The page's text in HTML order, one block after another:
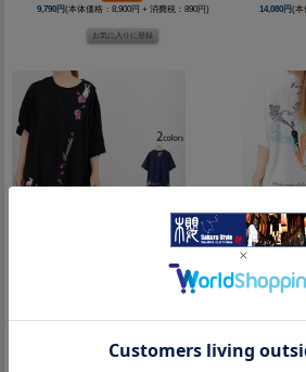
9,790円(本体価格：8,900円 + 消費税：890円) 14,080円(本
(本体価格：11,800円 + 消費税：1,180円) 9,790円 (
1